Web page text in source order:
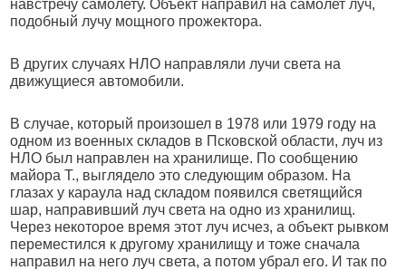
навстречу самолету. Объект направил на самолет луч,
подобный лучу мощного прожектора.
В других случаях НЛО направляли лучи света на
движущиеся автомобили.
В случае, который произошел в 1978 или 1979 году на
одном из военных складов в Псковской области, луч из
НЛО был направлен на хранилище. По сообщению
майора Т., выглядело это следующим образом. На
глазах у караула над складом появился светящийся
шар, направивший луч света на одно из хранилищ.
Через некоторое время этот луч исчез, а объект рывком
переместился к другому хранилищу и тоже сначала
направил на него луч света, а потом убрал его. И так по